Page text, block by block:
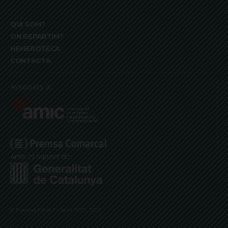
QUI SOM?
ON REPARTIM?
HEMEROTECA
CONTACTA
Associats a:
Amb el suport de:
© Premsa Local El Jardí SCCL 2025